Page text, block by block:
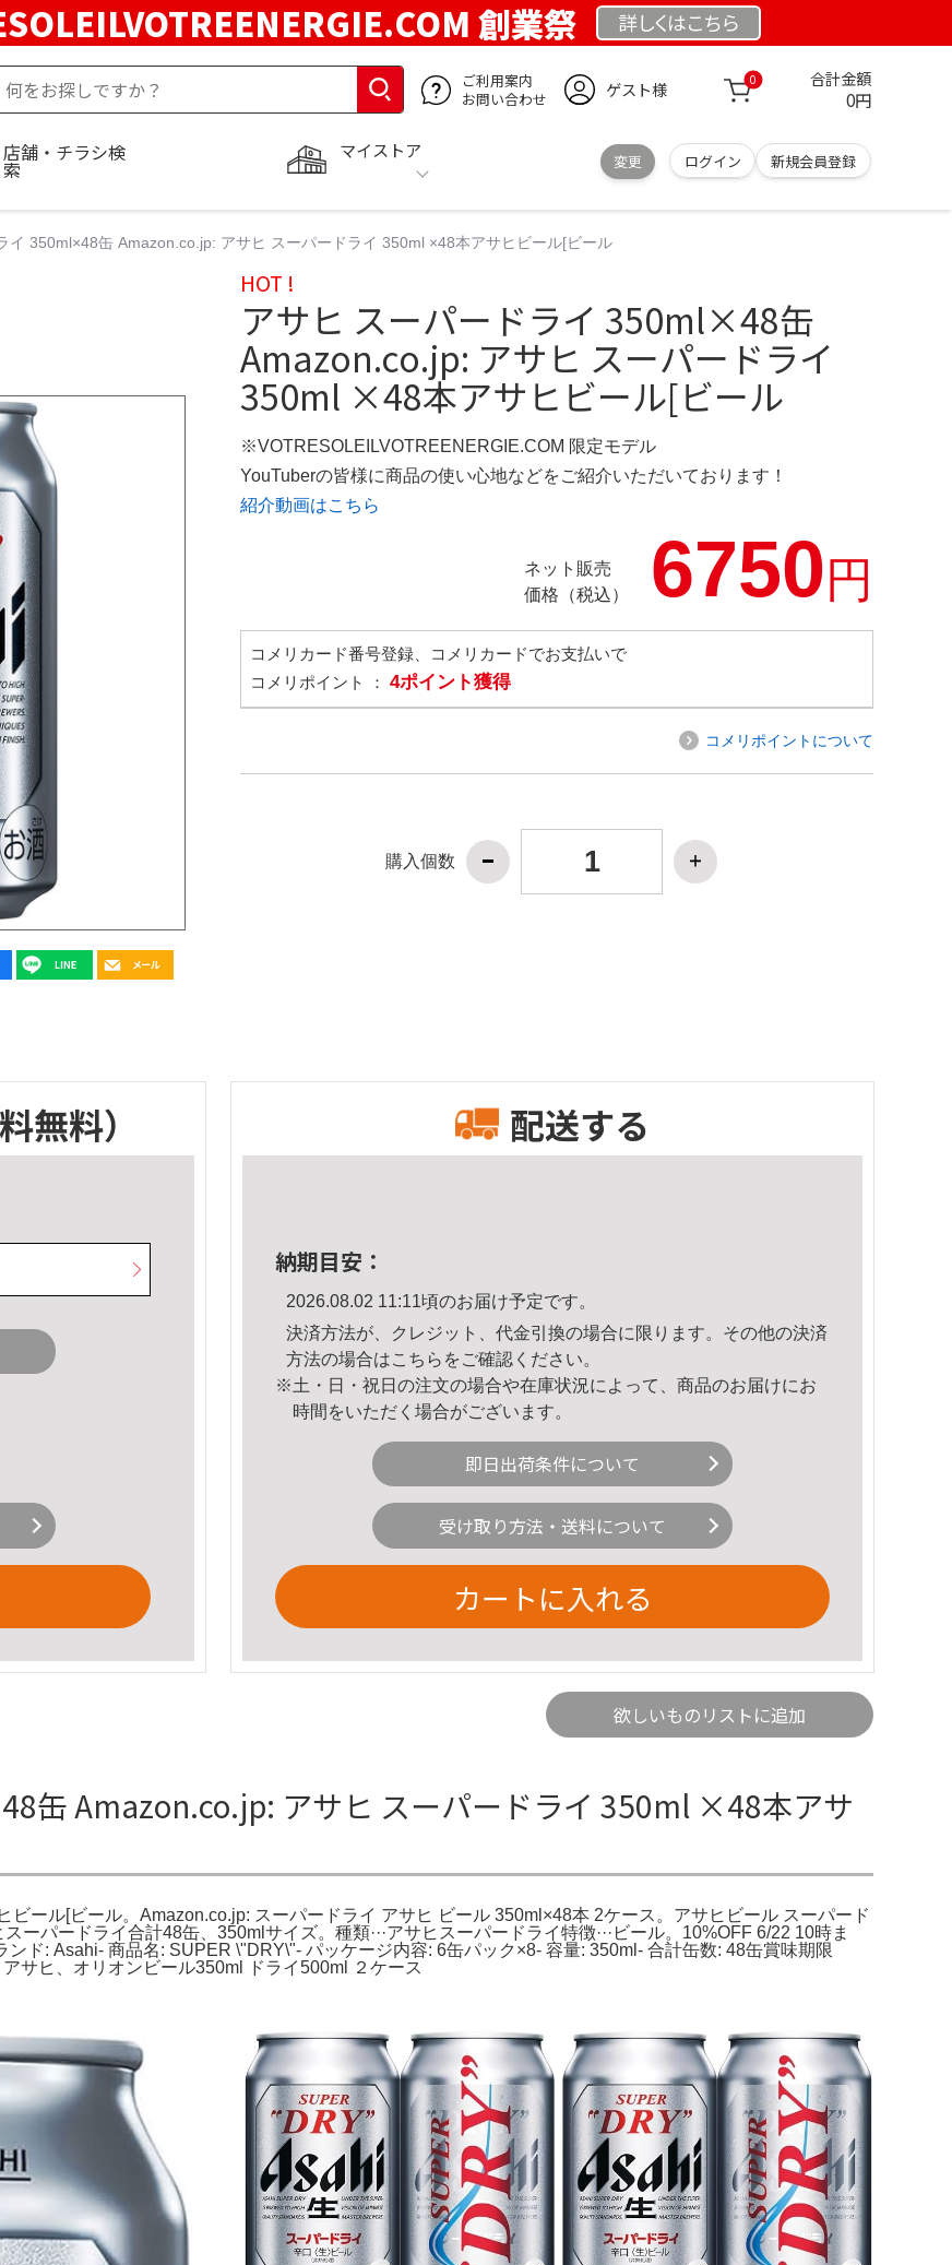
創業祭 詳しくはこちら
ご利用案内
お問い合わせ
ゲスト様 0 合計金額
0円
マイストア
変更 ログイン 新規会員登録
店舗・チラシ検
索
イ 350ml×48缶 Amazon.co.jp: アサヒ スーパードライ 350ml ×48本アサヒビール[ビール
HOT !
アサヒ スーパードライ 350ml×48缶
Amazon.co.jp: アサヒ スーパードライ
350ml ×48本アサヒビール[ビール
※VOTRESOLEILVOTREENERGIE.COM 限定モデル
YouTuberの皆様に商品の使い心地などをご紹介いただいております！
紹介動画はこちら
ネット販売
価格（税込）
6750円
コメリカード番号登録、コメリカードでお支払いで
コメリポイント ： 4ポイント獲得
コメリポイントについて
購入個数
無料） 配送する
納期目安：
2026.08.02 11:11頃のお届け予定です。
決済方法が、クレジット、代金引換の場合に限ります。その他の決済
方法の場合はこちら をご確認ください。
※土・日・祝日の注文の場合や在庫状況によって、商品のお届けにお
時間をいただく場合がございます。
即日出荷条件について
受け取り方法・送料について
カートに入れる
欲しいものリストに追加
缶 Amazon.co.jp: アサヒ スーパードライ 350ml ×48本アサ
ール[ビール。Amazon.co.jp: スーパードライ アサヒ ビール 350ml×48本 2ケース。アサヒビール スーパード
パードライ合計48缶、350mlサイズ。種類···アサヒスーパードライ特徴···ビール。10%OFF 6/22 10時ま
ド: Asahi- 商品名: SUPER \"DRY\"- パッケージ内容: 6缶パック×8- 容量: 350ml- 合計缶数: 48缶賞味期限
サヒ、オリオンビール350ml ドライ500ml ２ケース